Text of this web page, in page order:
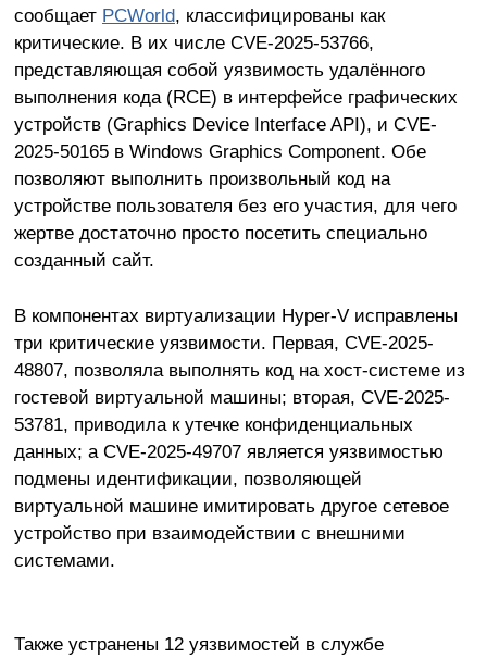
сообщает PCWorld, классифицированы как
критические. В их числе CVE-2025-53766,
представляющая собой уязвимость удалённого
выполнения кода (RCE) в интерфейсе графических
устройств (Graphics Device Interface API), и CVE-
2025-50165 в Windows Graphics Component. Обе
позволяют выполнить произвольный код на
устройстве пользователя без его участия, для чего
жертве достаточно просто посетить специально
созданный сайт.
В компонентах виртуализации Hyper-V исправлены
три критические уязвимости. Первая, CVE-2025-
48807, позволяла выполнять код на хост-системе из
гостевой виртуальной машины; вторая, CVE-2025-
53781, приводила к утечке конфиденциальных
данных; а CVE-2025-49707 является уязвимостью
подмены идентификации, позволяющей
виртуальной машине имитировать другое сетевое
устройство при взаимодействии с внешними
системами.
Также устранены 12 уязвимостей в службе